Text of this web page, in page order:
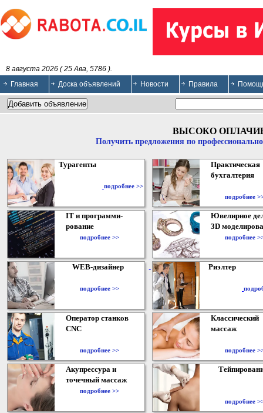
8 августа 2026 ( 25 Ава, 5786 ).
Главная
Доска объявлений Новости Правила
ВЫСОКО
Получить предложения по
Турагенты
подробнее >>
Практическая
бухгалтерия
подробнее
IT и программи-
рование
подробнее >>
Ювелирное
3D
подробнее
WEB-дизайнер
подробнее >>
Риэлтер
Оператор станков
CNC
подробнее >>
Классический
массаж
подробнее
Акупрессура и
точечный массаж
подробнее >>
подробнее